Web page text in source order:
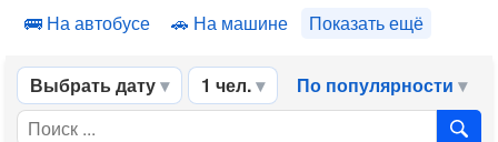
На автобусе
На машине Показать ещё
Выбрать дату 1 чел. По популярности